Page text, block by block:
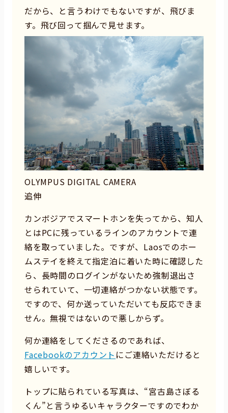
だから、と言うわけでもないですが、飛びま
す。飛び回って掴んで見せます。
OLYMPUS DIGITAL CAMERA
追伸
カンボジアでスマートホンを失ってから、知人
とはPCに残っているラインのアカウントで連
絡を取っていました。ですが、Laosでのホー
ムステイを終えて指定泊に着いた時に確認した
ら、長時間のログインがないため強制退出さ
せられていて、一切連絡がつかない状態です。
ですので、何か送っていただいても反応できま
せん。無視ではないので悪しからず。
何か連絡をしてくださるのであれば、
Facebookのアカウント にご連絡いただけると
嬉しいです。
トップに貼られている写真は、“宮古島さぼる
くん”と言うゆるいキャラクターですのでわか